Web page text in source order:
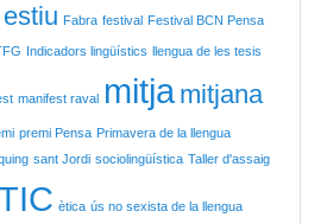
estiu Fabra festival Festival BCN Pensa
Indicadors lingüístics llengua de les tesis
manifest raval mitja mitjana
premi Pensa Primavera de la llengua
sant Jordi sociolingüística Taller d'assaig
ètica ús no sexista de la llengua